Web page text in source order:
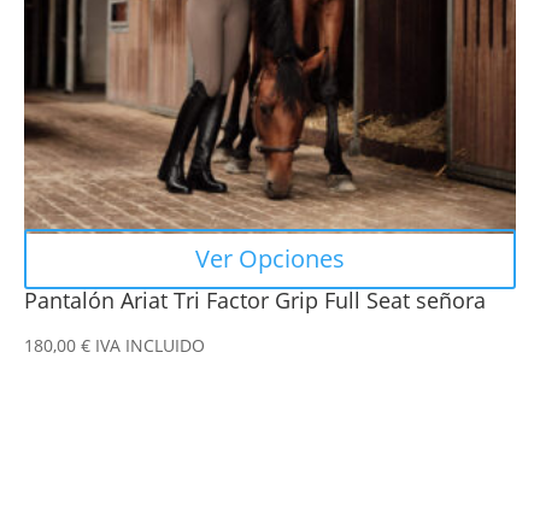
Pantalón Ariat Tri Factor Grip Full Seat señora
180,00 € IVA INCLUIDO
Ver Opciones
elegir
la
página
de
producto